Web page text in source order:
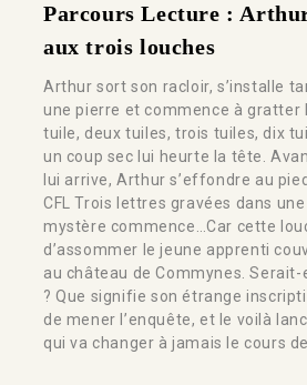
Parcours Lecture :
aux trois louches
Arthur sort son racloir, s’installe
une pierre et commence à gratter
tuile, deux tuiles, trois tuiles, dix
un coup sec lui heurte la tête.
lui arrive, Arthur s’effondre au
CFL Trois lettres gravées dans
mystère commence…Car cette
d’assommer le jeune apprenti
au château de Commynes. Serait-
? Que signifie son étrange
de mener l’enquête, et le voilà
qui va changer à jamais le cours